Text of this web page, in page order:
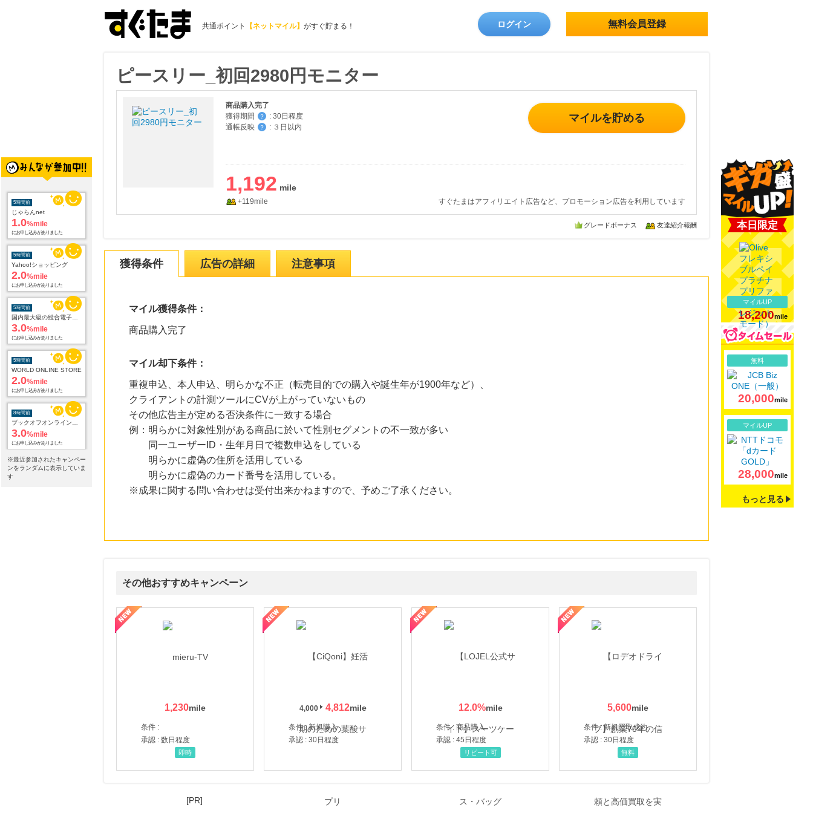
共通ポイント 【ネットマイル】 がすぐ貯まる！ ログイン 無料会員登録
5時間前
じゃらんnet
1.0%mile
にお申し込みがありました
5時間前
Yahoo!ショッピング
2.0%mile
にお申し込みがありました
5時間前
国内最大級の総合電子書籍ストア ブックライブ
3.0%mile
にお申し込みがありました
5時間前
WORLD ONLINE STORE
2.0%mile
にお申し込みがありました
8時間前
ブックオフオンライン販売
3.0%mile
にお申し込みがありました
10時間前
ニッセン
1.0
※最近参加されたキャンペー
ンをランダムに表示していま
す
ピースリー_初回2980円モニター
商品購入完了
獲得期間
？ : 30日程度
通帳反映
？ : ３日以内
マイルを貯める
1,192
+119mile すぐたまはアフィリエイト広告など、プロモーション広告を利用しています
グレードボーナス 友達紹介報酬
獲得条件 広告の詳細 注意事項
マイル獲得条件：
商品購入完了
マイル却下条件：
重複申込、本人申込、明らかな不正（転売目的での購入や誕生年が1900年など）、
クライアントの計測ツールにCVが上がっていないもの
その他広告主が定める否決条件に一致する場合
例：明らかに対象性別がある商品に於いて性別セグメントの不一致が多い
同一ユーザーID・生年月日で複数申込をしている
明らかに虚偽の住所を活用している
明らかに虚偽のカード番号を活用している。
※成果に関する問い合わせは受付出来かねますので、予めご了承ください。
その他おすすめキャンペーン
1,230
条件 :
承認 : 数日程度
即時
4,000 4,812
条件 : 新規購入
承認 : 30日程度
12.0%
条件 : 商品購入
承認 : 45日程度
【LOJEL公式サイト】スーツケース・バッグ
リピート可
5,600
条件 : 新規買取成約
承認 : 30日程度
【ロデオドライブ】創業70年の信頼と高価買取を実現！ブランド品・貴金属の無料査定
無料
本日限定
マイルUP
18,200mile
無料
20,000mile
マイルUP
28,000mile
もっと見る
[PR]